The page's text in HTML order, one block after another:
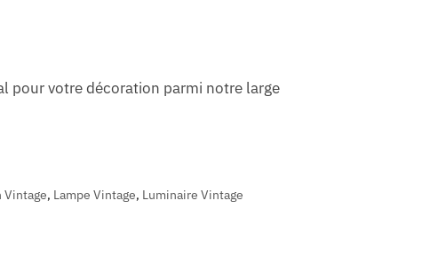
pour votre décoration parmi notre large
Vintage, Lampe Vintage, Luminaire Vintage